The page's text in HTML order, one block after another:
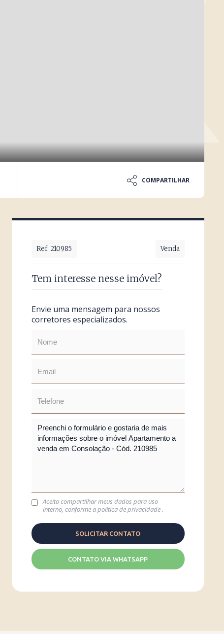
COMPARTILHAR
Ref: 210985 Venda
Tem interesse nesse imóvel?
Envie uma mensagem para nossos
corretores especializados.
Aceito compartilhar meus dados para uso
interno, conforme apolítica de privacidade.
CONTATO VIA WHATSAPP